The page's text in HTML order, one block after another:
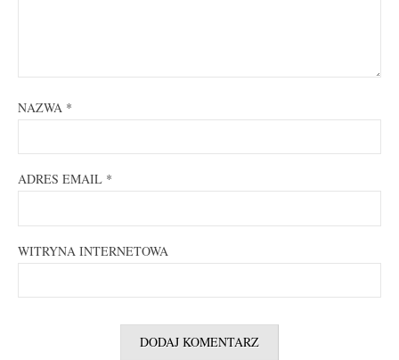
NAZWA *
ADRES EMAIL *
WITRYNA INTERNETOWA